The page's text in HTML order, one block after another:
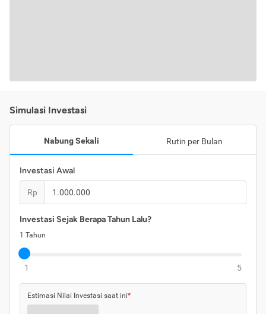
Simulasi Investasi
Nabung Sekali Rutin per Bulan
Investasi Awal
Rp
Investasi Sejak Berapa Tahun Lalu?
1 Tahun
1 5
Estimasi Nilai Investasi saat ini*